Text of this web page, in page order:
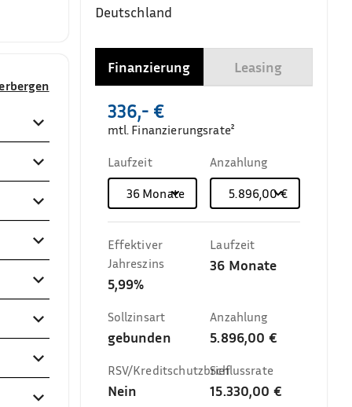
Deutschland
Finanzierung Leasing
336,- €
mtl. Finanzierungsrate²
Laufzeit
36Monate
Anzahlung
5.896,00 €
Effektiver
Jahreszins
5,99%
Laufzeit
36 Monate
Sollzinsart
gebunden
Anzahlung
5.896,00 €
RSV/Kreditschutzbrief
Nein
Schlussrate
15.330,00 €